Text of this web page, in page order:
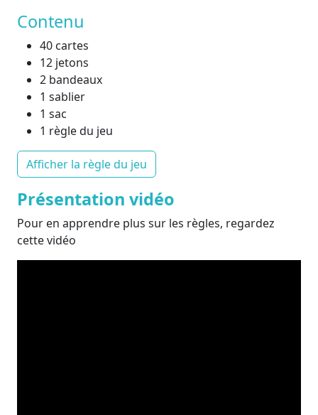
Contenu
40 cartes
12 jetons
2 bandeaux
1 sablier
1 sac
1 règle du jeu
Afficher la règle du jeu
Présentation vidéo
Pour en apprendre plus sur les règles, regardez
cette vidéo